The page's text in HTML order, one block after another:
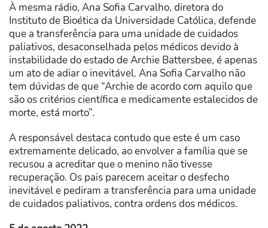
À mesma rádio, Ana Sofia Carvalho, diretora do
Instituto de Bioética da Universidade Católica, defende
que a transferência para uma unidade de cuidados
paliativos, desaconselhada pelos médicos devido à
instabilidade do estado de Archie Battersbee, é apenas
um ato de adiar o inevitável. Ana Sofia Carvalho não
tem dúvidas de que “Archie de acordo com aquilo que
são os critérios científica e medicamente estalecidos de
morte, está morto”.
A responsável destaca contudo que este é um caso
extremamente delicado, ao envolver a família que se
recusou a acreditar que o menino não tivesse
recuperação. Os pais parecem aceitar o desfecho
inevitável e pediram a transferência para uma unidade
de cuidados paliativos, contra ordens dos médicos.